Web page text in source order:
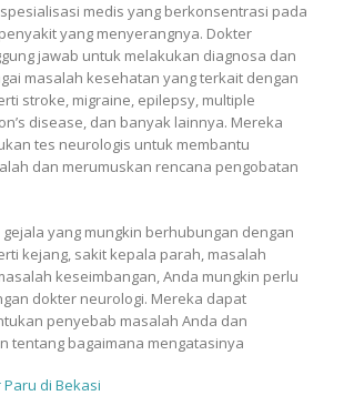
medis yang berkonsentrasi pada
yang menyerangnya. Dokter
jawab untuk melakukan diagnosa dan
masalah kesehatan yang terkait dengan
stroke, migraine, epilepsy, multiple
disease, dan banyak lainnya. Mereka
tes neurologis untuk membantu
dan merumuskan rencana pengobatan
gejala yang mungkin berhubungan dengan
kejang, sakit kepala parah, masalah
keseimbangan, Anda mungkin perlu
dokter neurologi. Mereka dapat
penyebab masalah Anda dan
tentang bagaimana mengatasinya
di Bekasi